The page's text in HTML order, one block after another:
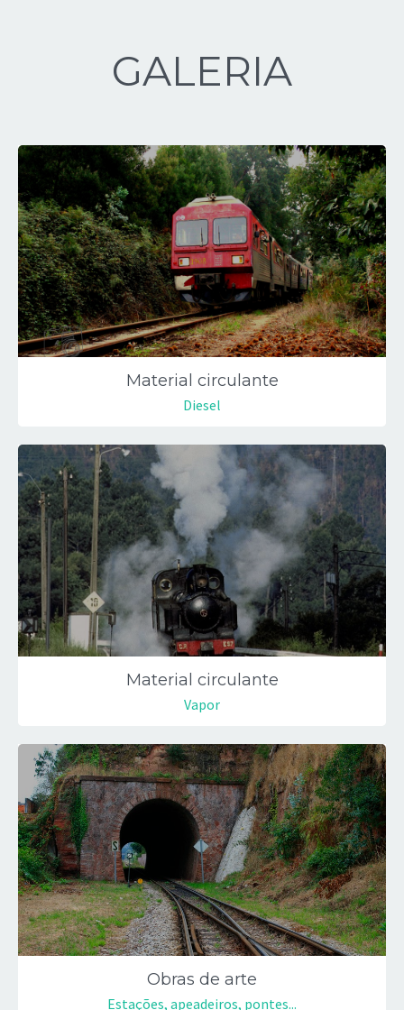
GALERIA
Material circulante
Diesel
Material circulante
Vapor
Obras de arte
Estações, apeadeiros, pontes...